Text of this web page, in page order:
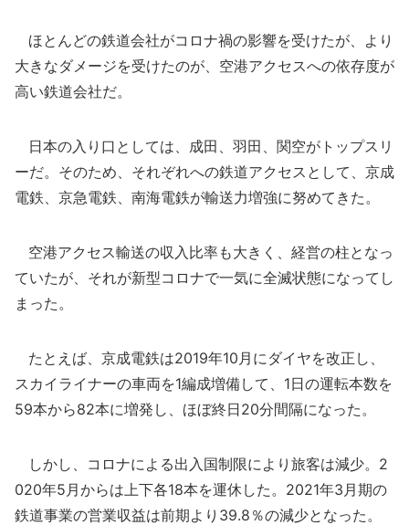
ほとんどの鉄道会社がコロナ禍の影響を受けたが、より
大きなダメージを受けたのが、空港アクセスへの依存度が
高い鉄道会社だ。
日本の入り口としては、成田、羽田、関空がトップスリ
ーだ。そのため、それぞれへの鉄道アクセスとして、京成
電鉄、京急電鉄、南海電鉄が輸送力増強に努めてきた。
空港アクセス輸送の収入比率も大きく、経営の柱となっ
ていたが、それが新型コロナで一気に全滅状態になってし
まった。
たとえば、京成電鉄は2019年10月にダイヤを改正し、
スカイライナーの車両を1編成増備して、1日の運転本数を
59本から82本に増発し、ほぼ終日20分間隔になった。
しかし、コロナによる出入国制限により旅客は減少。2
020年5月からは上下各18本を運休した。2021年3月期の
鉄道事業の営業収益は前期より39.8％の減少となった。